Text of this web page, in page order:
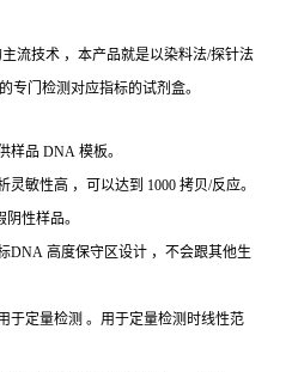
流技术 ，本产品就是以染料法/探针法
专门检测对应指标的试剂盒。
品 DNA 模板。
敏性高 ，可以达到 1000 拷贝/反应。
性样品。
DNA 高度保守区设计 ，不会跟其他生
定量检测 。用于定量检测时线性范